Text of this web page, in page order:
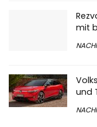
mit
und